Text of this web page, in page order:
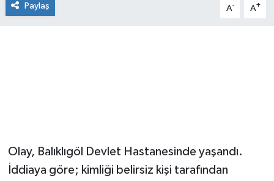
Paylaş A- A+
Olay, Balıklıgöl Devlet Hastanesinde yaşandı.
İddiaya göre; kimliği belirsiz kişi tarafından